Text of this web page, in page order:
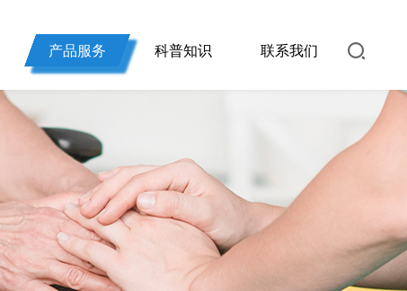
产品服务 科普知识 联系我们